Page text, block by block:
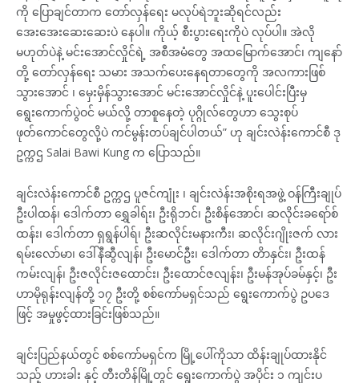
ကို ပြောချင်တာက တော်လှန်ရေး မလုပ်ရဲဘူးဆိုရင်လည်း
အေးအေးဆေးဆေးပဲ နေပါ။ ကိုယ့် စီးပွားရေးကိုပဲ လုပ်ပါ။ အဲလို
မဟုတ်ပဲနဲ့ မင်းအောင်လှိုင်ရဲ့ အစီအမံတွေ အထမြောက်အောင်၊ ကျနော်
တို့ တော်လှန်ရေး သမား အသက်ပေးနေရတာတွေကို အလကားဖြစ်
သွား‌အောင် ၊ မှေးမှိန်သွားအောင် မင်းအောင်လှိုင်နဲ့ ပူးပေါင်းပြီးမှ
ရွေးကောက်ပွဲဝင် မယ်လို့ တာစူနေတဲ့ ပုဂ္ဂိုလ်တွေဟာ သွေးစုပ်
ဖုတ်ကောင်တွေလို့ပဲ ကင်မွန်းတပ်ချင်ပါတယ်” ဟု ချင်းလဲန်းကောင်စီ ဒု
ဥက္ကဌ Salai Bawi Kung က ပြောသည်။
ချင်းလဲန်းကောင်စီ ဥက္ကဌ ပူဇင်ကျုံး ၊ ချင်းလဲန်းအစိုးရအဖွဲ့ ဝန်ကြီးချုပ်
ဦးပါထန်၊ ဒေါက်တာ ရွှေခါရ်း၊ ဦးရိုဘင်၊ ဦးစိန်အောင်၊ ဆလိုင်းခရော်စ်
ထန်း၊ ဒေါက်တာ ရှရွန်ပါရ်၊ ဦးဆလိုင်းမနားကီး၊ ဆလိုင်းဂျိုးဇက် လား
ရမ်းလော်မာ၊ ဒေါ်နီဆွီလျန်၊ ဦးမောင်ဦး၊ ဒေါက်တာ တိာနှင်း၊ ဦးထန်
ကမ်းလျန်၊ ဦးဇလိုင်းဇထောင်း၊ ဦးထောင်ဇလျန်း၊ ဦးမန်အုပ်ခမ်နှင့်၊ ဦး
ဟာမိုရုန်းလျန်တို့ ၁၇ ဦးတို့ စစ်ကော်မရှင်သည် ရွေးကောက်ပွဲ ဥပဒေ
ဖြင့် အမှုဖွင့်ထားခြင်းဖြစ်သည်။
ချင်းပြည်နယ်တွင် စစ်ကော်မရှင်က မြို့ပေါ်ကိုသာ ထိန်းချုပ်ထားနိုင်
သည့် ဟားခါး နှင့် တီးတိန်မြို့တွင် ရွေးကောက်ပွဲ အပိုင်း ၁ ကျင်းပ